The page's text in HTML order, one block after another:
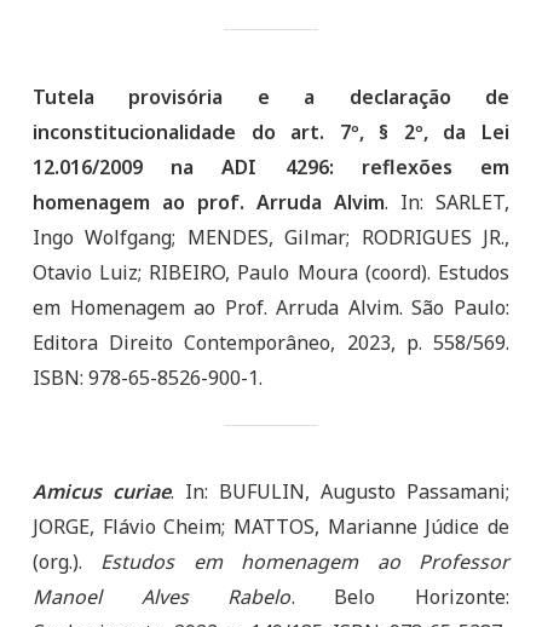
Tutela provisória e a declaração de
inconstitucionalidade do art. 7º, § 2º, da Lei
12.016/2009 na ADI 4296: reflexões em
homenagem ao prof. Arruda Alvim. In: SARLET,
Ingo Wolfgang; MENDES, Gilmar; RODRIGUES JR.,
Otavio Luiz; RIBEIRO, Paulo Moura (coord). Estudos
em Homenagem ao Prof. Arruda Alvim. São Paulo:
Editora Direito Contemporâneo, 2023, p. 558/569.
ISBN: 978-65-8526-900-1.
Amicus curiae. In: BUFULIN, Augusto Passamani;
JORGE, Flávio Cheim; MATTOS, Marianne Júdice de
(org.). Estudos em homenagem ao Professor
Manoel Alves Rabelo. Belo Horizonte: